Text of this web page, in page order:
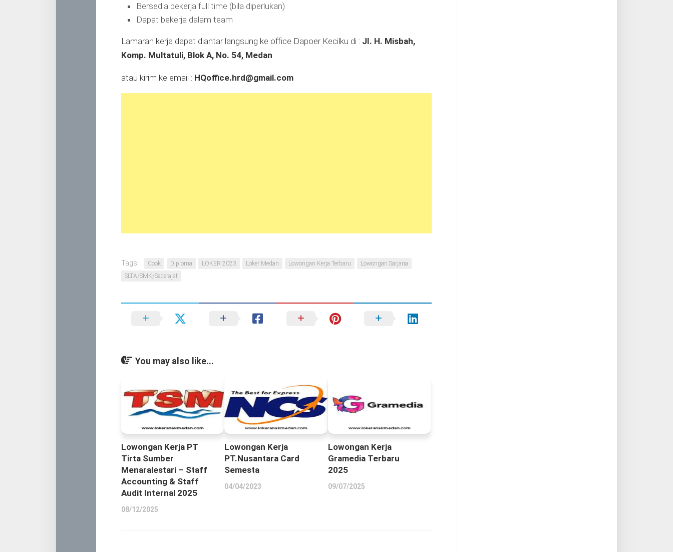
Bersedia bekerja full time (bila diperlukan)
Dapat bekerja dalam team
Lamaran kerja dapat diantar langsung ke office Dapoer Kecilku di : JI. H. Misbah,
Komp. Multatuli, Blok A, No. 54, Medan
atau kirim ke email : HQoffice.hrd@gmail.com
Tags: Cook Diploma LOKER 2023 Loker Medan Lowongan Kerja Terbaru
Lowongan Sarjana
SLTA/SMK/Sederajat
You may also like...
Lowongan Kerja PT
Tirta Sumber
Menaralestari – Staff
Accounting & Staff
Audit Internal 2025
08/12/2025
Lowongan Kerja
PT.Nusantara Card
Semesta
04/04/2023
Lowongan Kerja
Gramedia Terbaru
2025
09/07/2025